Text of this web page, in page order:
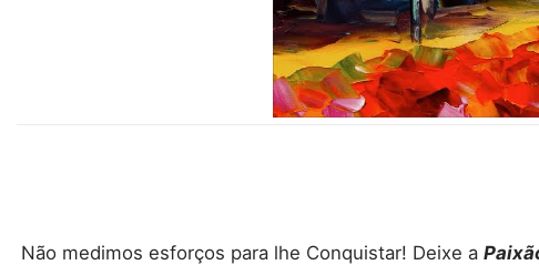
Não medimos esforços para lhe Conquistar! Deixe a